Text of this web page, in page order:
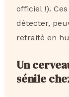
officiel !).
détecter,
retraité en
Un
sénile